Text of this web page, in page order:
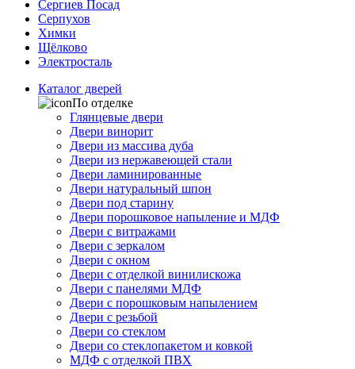
Сергиев Посад
Серпухов
Химки
Щёлково
Электросталь
Каталог дверей
По отделке
Глянцевые двери
Двери винорит
Двери из массива дуба
Двери из нержавеющей стали
Двери ламинированные
Двери натуральный шпон
Двери под старину
Двери порошковое напыление и МДФ
Двери с витражами
Двери с зеркалом
Двери с окном
Двери с отделкой винилискожа
Двери с панелями МДФ
Двери с порошковым напылением
Двери с резьбой
Двери со стеклом
Двери со стеклопакетом и ковкой
МДФ с отделкой ПВХ